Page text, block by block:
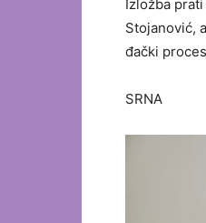
Izložba
Stojanović,
đački
SRNA